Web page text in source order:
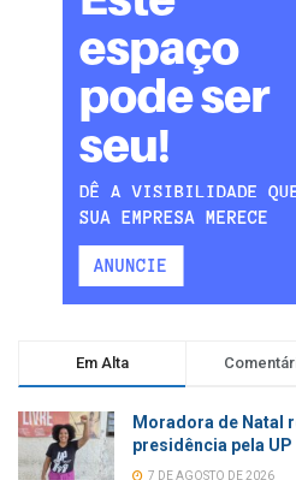
Em Alta
Moradora de Natal
presidência pela UP
7 DE AGOSTO DE 2026